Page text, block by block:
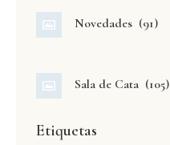
Novedades (91)
Sala de Cata (105)
Etiquetas